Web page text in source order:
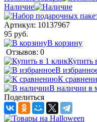
Наличие
Артикул: 10137967
95 руб.
В корзину
Отзывов: 0
Купить
В
К
В наличии в
Поделиться